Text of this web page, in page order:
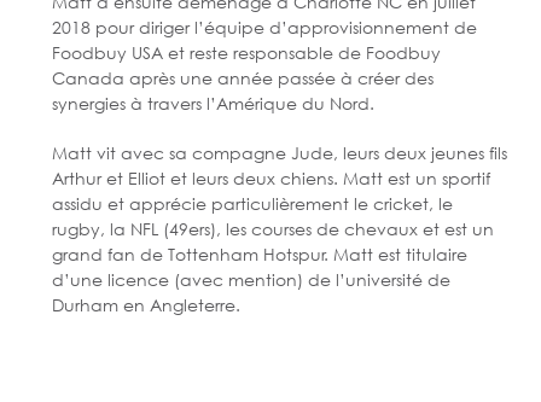
2018 pour diriger l’équipe d’approvisionnement de
Foodbuy USA et reste responsable de Foodbuy
Canada après une année passée à créer des
synergies à travers l’Amérique du Nord.
Matt vit avec sa compagne Jude, leurs deux jeunes fils
Arthur et Elliot et leurs deux chiens. Matt est un sportif
assidu et apprécie particulièrement le cricket, le
rugby, la NFL (49ers), les courses de chevaux et est un
grand fan de Tottenham Hotspur. Matt est titulaire
d’une licence (avec mention) de l’université de
Durham en Angleterre.